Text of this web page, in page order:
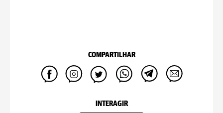
COMPARTILHAR
INTERAGIR